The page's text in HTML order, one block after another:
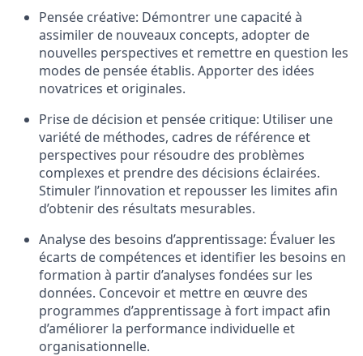
Pensée créative: Démontrer une capacité à
assimiler de nouveaux concepts, adopter de
nouvelles perspectives et remettre en question les
modes de pensée établis. Apporter des idées
novatrices et originales.
Prise de décision et pensée critique: Utiliser une
variété de méthodes, cadres de référence et
perspectives pour résoudre des problèmes
complexes et prendre des décisions éclairées.
Stimuler l’innovation et repousser les limites afin
d’obtenir des résultats mesurables.
Analyse des besoins d’apprentissage: Évaluer les
écarts de compétences et identifier les besoins en
formation à partir d’analyses fondées sur les
données. Concevoir et mettre en œuvre des
programmes d’apprentissage à fort impact afin
d’améliorer la performance individuelle et
organisationnelle.